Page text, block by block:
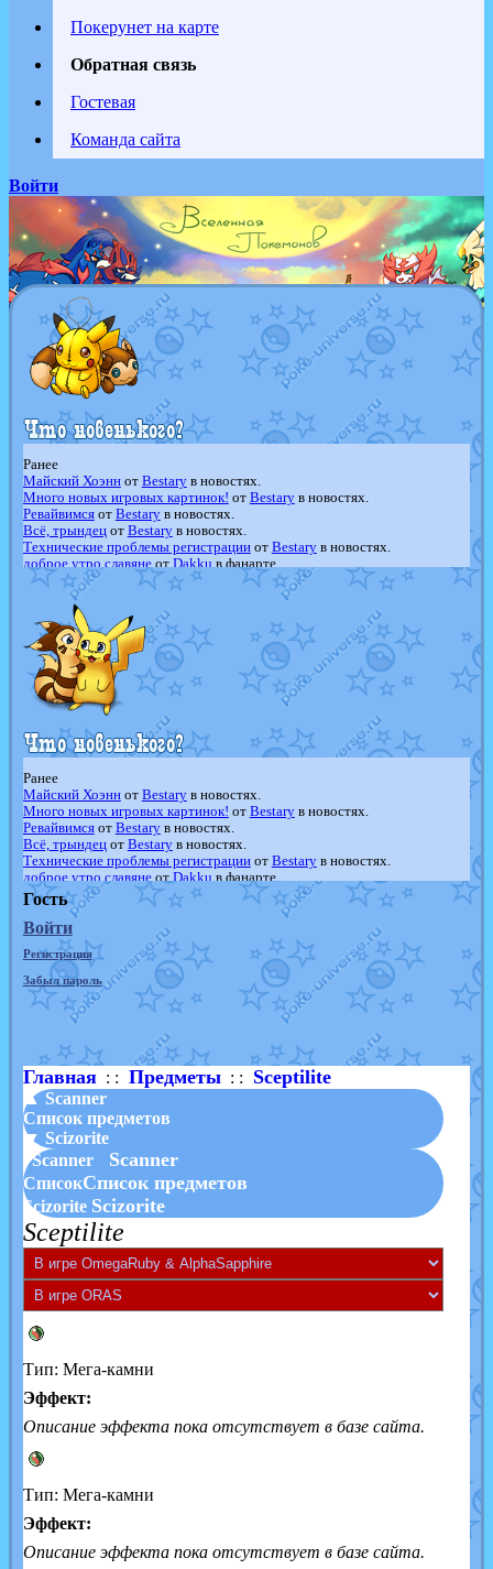
Покерунет на карте
Обратная связь
Гостевая
Команда сайта
Войти
Ранее
Майский Хоэннот Bestaryв новостях.
Много новых игровых картинок! от Bestaryв новостях.
Ревайвимсяот Bestaryв новостях.
Всё, трындецот Bestaryв новостях.
Технические проблемы регистрацииот Bestaryв новостях.
доброе утро славянеот Dakku в фанарте.
Йолда и Мимикью отMavisNyanCatв фанарте.
Недовольный котомангуст
в фанарте.
The Dark Wishmaker
отRandomon
шадоу спиритомботilovearceus
в фанарте.
траббишотilovearceusв фанарте.
Raging BoltотGraceDaFox
в фанарте.
Shadow mismagiusотJOK_julia
в фанарте.
художникотvicavicaв фанарте.
Ранее
Майский Хоэннот Bestaryв новостях.
Много новых игровых картинок! от Bestaryв новостях.
Ревайвимсяот Bestaryв новостях.
Всё, трындецот Bestaryв новостях.
Технические проблемы регистрацииот Bestaryв новостях.
доброе утро славянеот Dakku в фанарте.
Йолда и МимикьюотMavisNyanCatв фанарте.
Недовольный котомангуст
в фанарте.
The Dark Wishmaker
отRandomon
шадоу спиритомб
отilovearceus
в фанарте.
траббишотilovearceusв фанарте.
Raging BoltотGraceDaFox
Shadow mismagiusотJOK_julia
в фанарте.
художникот vicavicaв фанарте.
Гость
Войти
Регистрация
Забыл пароль
Главная: : Предметы: : Sceptilite
▲ Scanner
Список предметов
▼ Scizorite
Scanner
Scanner
СписокСписок предметов
Scizorite Scizorite
Sceptilite
Тип: Мега-камни
Эффект:
Описание эффекта пока отсутствует в базе сайта.
Тип: Мега-камни
Эффект:
Описание эффекта пока отсутствует в базе сайта.